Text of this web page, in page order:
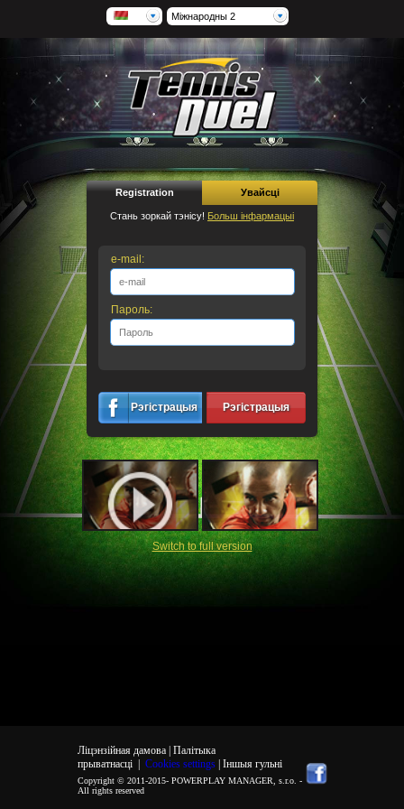
Міжнародны 2
Registration Увайсці
Стань зоркай тэнісу! Больш інфармацыі
e-mail:
Пароль:
Рэгістрацыя Рэгістрацыя
Switch to full version
Ліцэнзійная дамова | Палітыка
прыватнасці| Cookies settings | Іншыя гульні
Copyright © 2011-2015- POWERPLAY MANAGER, s.r.o. -
All rights reserved